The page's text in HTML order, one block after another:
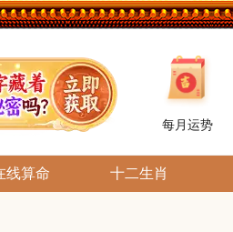
每月运势
线算命 十二生肖